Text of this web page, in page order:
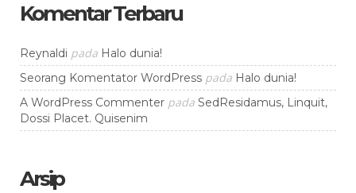
Komentar Terbaru
Reynaldi pada Halo dunia!
Seorang Komentator WordPress pada Halo dunia!
A WordPress Commenter pada SedResidamus, Linquit,
Dossi Placet. Quisenim
Arsip